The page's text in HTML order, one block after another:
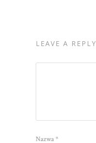
LEAVE A REPLY
Nazwa*